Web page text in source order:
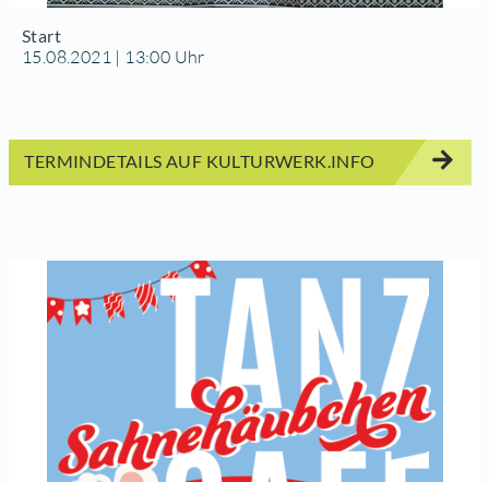
Start
15.08.2021 | 13:00 Uhr
TERMINDETAILS AUF KULTURWERK.INFO